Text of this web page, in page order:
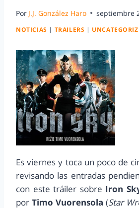
Por J.J. González Haro septiembre
NOTICIAS | TRAILERS |
Es viernes y toca un poco de
revisando las entradas
con este tráiler sobre Iron
por Timo Vuorensola (Star